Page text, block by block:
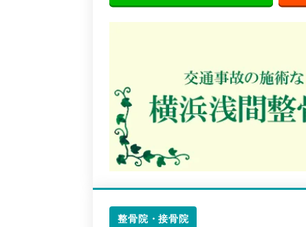
整骨院・接骨院